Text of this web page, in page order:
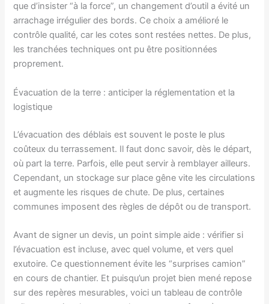
que d’insister “à la force”, un changement d’outil a évité un
arrachage irrégulier des bords. Ce choix a amélioré le
contrôle qualité, car les cotes sont restées nettes. De plus,
les tranchées techniques ont pu être positionnées
proprement.
Évacuation de la terre : anticiper la réglementation et la
logistique
L’évacuation des déblais est souvent le poste le plus
coûteux du terrassement. Il faut donc savoir, dès le départ,
où part la terre. Parfois, elle peut servir à remblayer ailleurs.
Cependant, un stockage sur place gêne vite les circulations
et augmente les risques de chute. De plus, certaines
communes imposent des règles de dépôt ou de transport.
Avant de signer un devis, un point simple aide : vérifier si
l’évacuation est incluse, avec quel volume, et vers quel
exutoire. Ce questionnement évite les “surprises camion”
en cours de chantier. Et puisqu’un projet bien mené repose
sur des repères mesurables, voici un tableau de contrôle